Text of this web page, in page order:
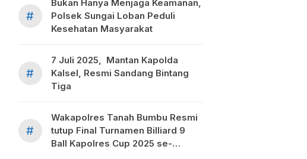
#
Bukan Hanya Menjaga Keamanan,
Polsek Sungai Loban Peduli
Kesehatan Masyarakat
#
7 Juli 2025, Mantan Kapolda
Kalsel, Resmi Sandang Bintang
Tiga
#
Wakapolres Tanah Bumbu Resmi
tutup Final Turnamen Billiard 9
Ball Kapolres Cup 2025 se-